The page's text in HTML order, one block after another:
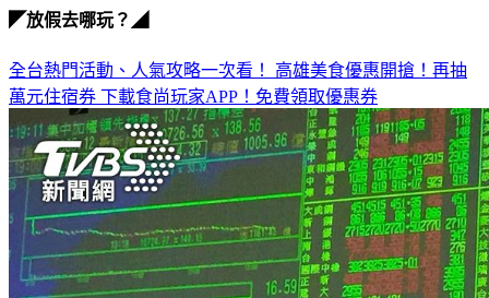
◤放假去哪玩？◢
全台熱門活動、人氣攻略一次看！ 高雄美食優惠開搶！再抽
萬元住宿券 下載食尚玩家APP！免費領取優惠券